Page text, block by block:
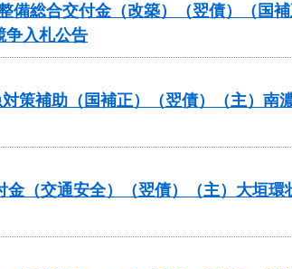
備総合交付金（改築）（翌債）（国
争入札公告
策補助（国補正）（翌債）（主）
金（交通安全）（翌債）（主）大